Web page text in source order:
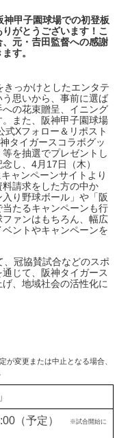
甲子園球場での初登板
がとうございます！こ
元・𠮷田監督への感謝
す。
っかけとしたエンタテ
思いから、事前に選ば
の花束贈呈、イニング
また、阪神甲子園球場
Xフォロー＆リポスト
タイガースコラボグッ
を抽選でプレゼントし
し、4月17日（木）
ャンペーンサイトより
請求をした方の中か
り野球ボール」や「阪
たるキャンペーンも行
ァンはもちろん、幅広
ントやキャンペーンを
冠協賛試合などのスポ
じて、阪神タイガース
、地域社会の活性化に
が変更または中止となる場合、
（予定）
※試合開始に